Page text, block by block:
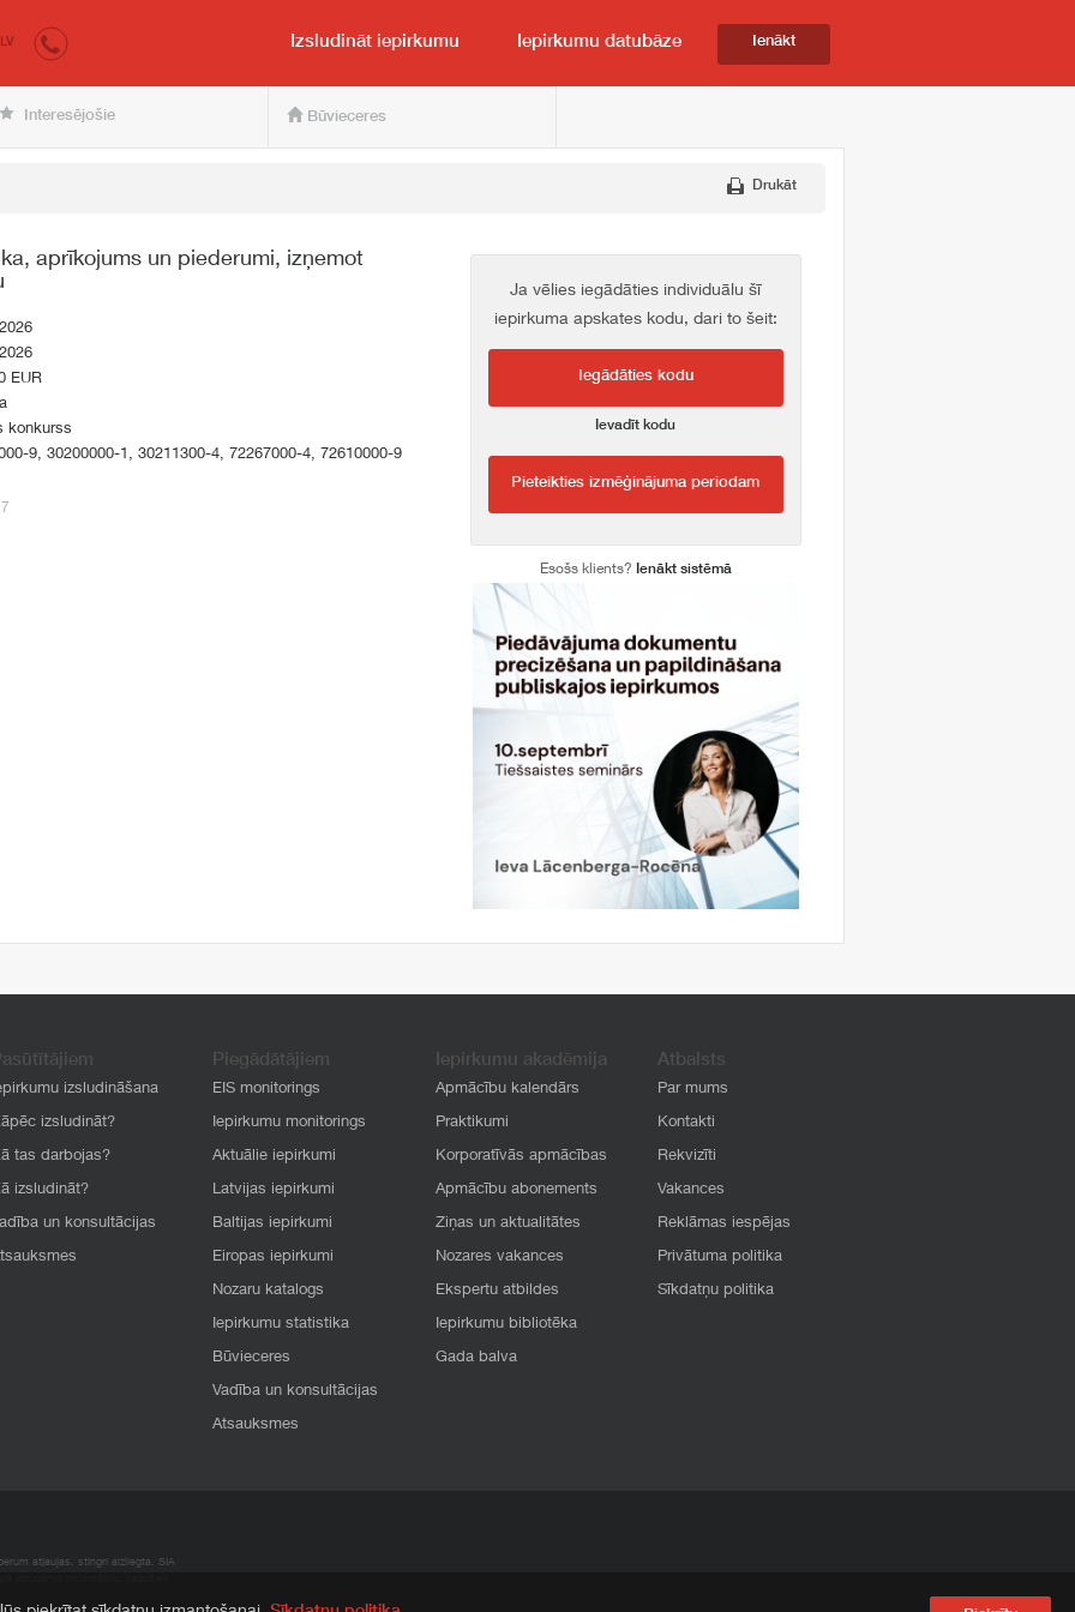
pircējam un pārdevējam
LV Izsludināt iepirkumu Iepirkumu datubāze Ienākt
Interesējošie Būvieceres
Drukāt
aprīkojums un piederumi, izņemot
EUR
konkurss
9, 30200000-1, 30211300-4, 72267000-4, 72610000-9
Ja vēlies iegādāties individuālu šī
iepirkuma apskates kodu, dari to šeit:
Iegādāties kodu
Ievadīt kodu
Pieteikties izmēģinājuma periodam
Esošs klients? Ienākt sistēmā
izsludināšana
izsludināt?
tas darbojas?
izsludināt?
un konsultācijas
Piegādātājiem
EIS monitorings
Iepirkumu monitorings
Aktuālie iepirkumi
Latvijas iepirkumi
Baltijas iepirkumi
Eiropas iepirkumi
Nozaru katalogs
Iepirkumu statistika
Būvieceres
Vadība un konsultācijas
Atsauksmes
Iepirkumu akadēmija
Apmācību kalendārs
Praktikumi
Korporatīvās apmācības
Apmācību abonements
Ziņas un aktualitātes
Nozares vakances
Ekspertu atbildes
Iepirkumu bibliotēka
Gada balva
Atbalsts
Par mums
Kontakti
Rekvizīti
Vakances
Reklāmas iespējas
Privātuma politika
Sīkdatņu politika
atļaujas, stingri aizliegta. SIA